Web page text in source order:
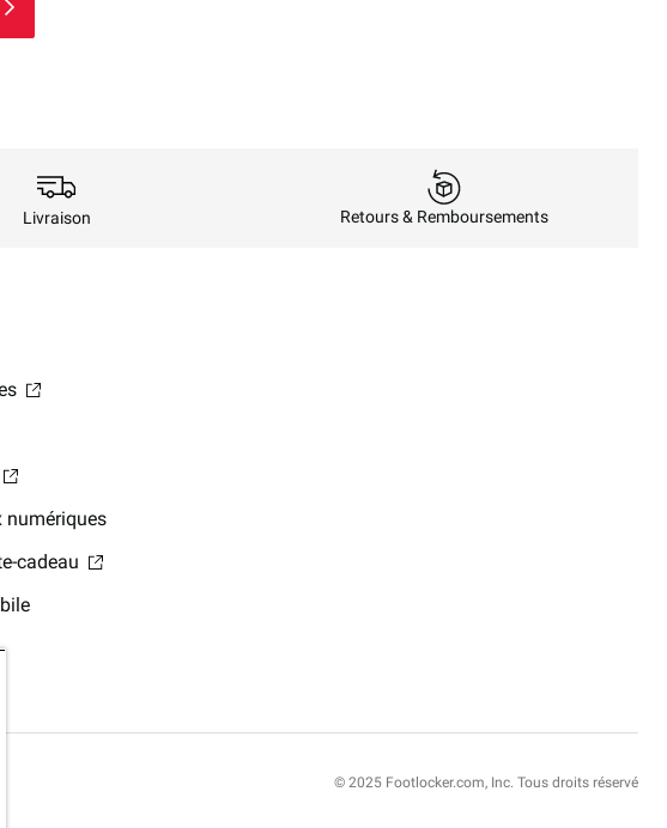
Livraison Retours & Remboursements
numériques
cadeau
© 2025 Footlocker.com, Inc. Tous droits réservé